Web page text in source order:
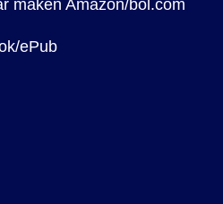
maken Amazon/bol.com
ePub